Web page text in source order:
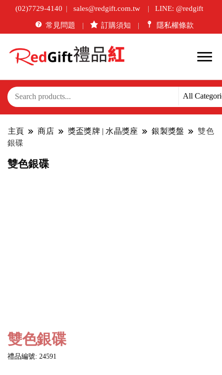
(02)7729-4140 sales@redgift.com.tw LINE: @redgift
常見問題 訂購須知 隱私權條款
主頁 商店 獎盃獎牌 | 水晶獎座 銀製獎盤
雙色
銀碟
雙色銀碟
雙色銀碟
禮品編號: 24591